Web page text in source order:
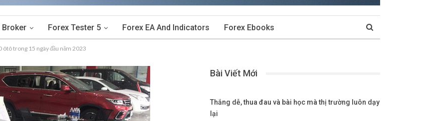
Broker Forex Tester 5 Forex EA And Indicators Forex Ebooks
ôtô trong 15 ngày đầu năm 2023
Bài Viết Mới
Thắng dễ, thua đau và bài học mà thị trường luôn dạy
lại